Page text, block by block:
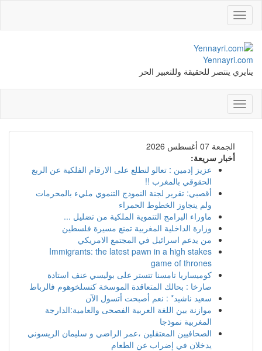
Toggle
navigation
Yennayri.com
ينايري ينتصر للحقيقة وللتعبير الحر
Toggle
navigation
الجمعة 07 أغسطس 2026
أخبار سريعة:
عزيز إدمين : تعالو لنطلع على الارقام الفلكية عن الربع
الحقوقي بالمغرب !!
أقصبي: تقرير لجنة النمودج التنموي مليء بالمحرمات
ولم يتجاوز الخطوط الحمراء
ماوراء البرامج التنموية الملكية من تضليل ...
وزارة الداخلية المغربية تمنع مسيرة فلسطين
من يدعم اسرائيل في المجتمع الامريكي
Immigrants: the latest pawn in a high stakes
game of thrones
كوميساريا تامسنا تتستر على بوليسي عنف استادة
صارخا : بحالك المتعاقدة الموسخة كنسلخوهوم فالرباط
سعيد ناشيد* : نعم أصبحت أتسول الآن
موازنة بين اللغة العربية الفصحى والعامية:الدارجة
المغربية نموذجا
الصحافيين المعتقلين ،عمر الراضي و سليمان الريسوني
يدخلان في إضراب عن الطعام